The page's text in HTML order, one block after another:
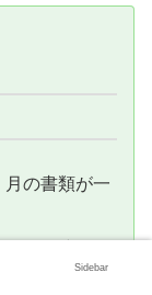
月の書類が一
Sidebar